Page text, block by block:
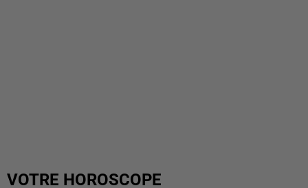
VOTRE HOROSCOPE